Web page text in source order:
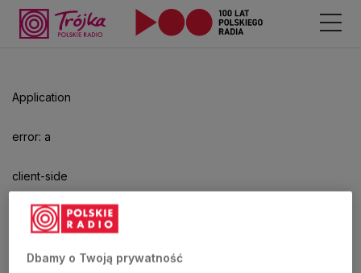
Application
error: a
client-side
exception
hasDbamy o Twoją prywatność